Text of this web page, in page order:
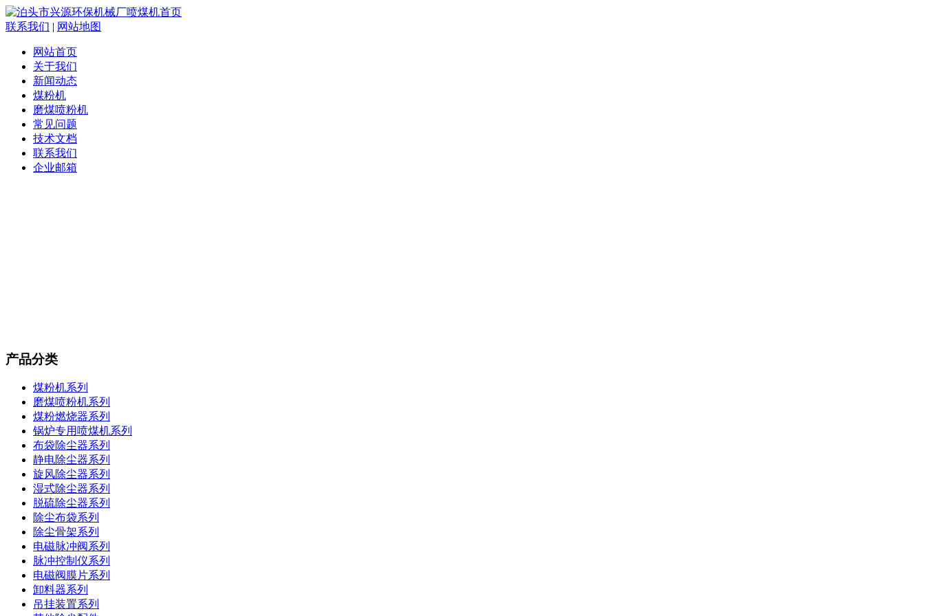
联系我们 | 网站地图
网站首页
关于我们
新闻动态
煤粉机
磨煤喷粉机
常见问题
技术文档
联系我们
企业邮箱
产品分类
煤粉机系列
磨煤喷粉机系列
煤粉燃烧器系列
锅炉专用喷煤机系列
布袋除尘器系列
静电除尘器系列
旋风除尘器系列
湿式除尘器系列
脱硫除尘器系列
除尘布袋系列
除尘骨架系列
电磁脉冲阀系列
脉冲控制仪系列
电磁阀膜片系列
卸料器系列
吊挂装置系列